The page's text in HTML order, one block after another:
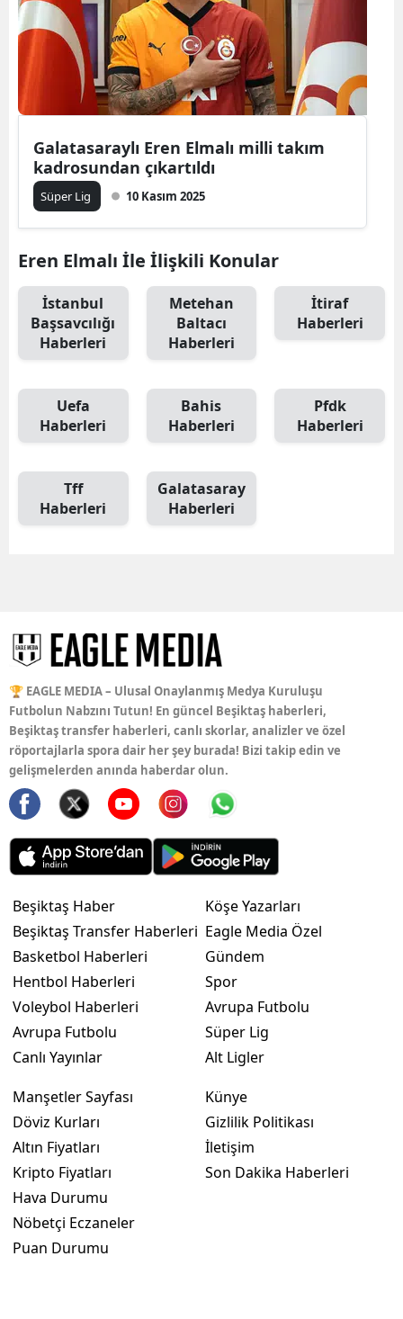
Galatasaraylı Eren Elmalı milli takım
kadrosundan çıkartıldı
Süper Lig 10 Kasım 2025
Eren Elmalı İle İlişkili Konular
İstanbul
Başsavcılığı
Haberleri
Metehan
Baltacı
Haberleri
İtiraf
Haberleri
Uefa
Haberleri
Bahis
Haberleri
Pfdk
Haberleri
Tff
Haberleri
Galatasaray
Haberleri
🏆 EAGLE MEDIA – Ulusal Onaylanmış Medya Kuruluşu
Futbolun Nabzını Tutun! En güncel Beşiktaş haberleri,
Beşiktaş transfer haberleri, canlı skorlar, analizler ve özel
röportajlarla spora dair her şey burada! Bizi takip edin ve
gelişmelerden anında haberdar olun.
Beşiktaş Haber
Beşiktaş Transfer Haberleri
Basketbol Haberleri
Hentbol Haberleri
Voleybol Haberleri
Avrupa Futbolu
Canlı Yayınlar
Köşe Yazarları
Eagle Media Özel
Gündem
Spor
Avrupa Futbolu
Süper Lig
Alt Ligler
Manşetler Sayfası
Döviz Kurları
Altın Fiyatları
Kripto Fiyatları
Hava Durumu
Nöbetçi Eczaneler
Puan Durumu
Künye
Gizlilik Politikası
İletişim
Son Dakika Haberleri